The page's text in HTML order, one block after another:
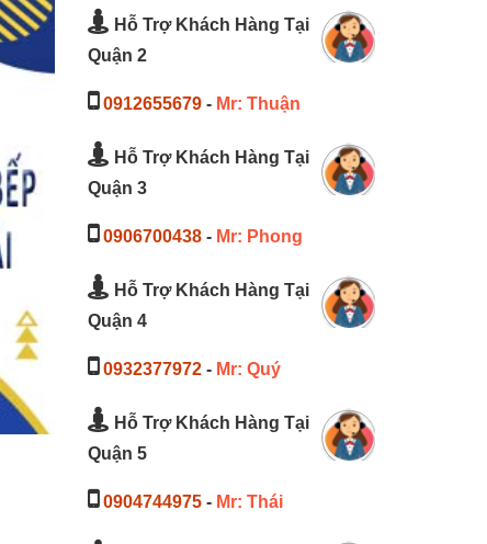
Hỗ Trợ Khách Hàng Tại
Quận 2
0912655679- Mr: Thuận
Hỗ Trợ Khách Hàng Tại
Quận 3
0906700438- Mr: Phong
Hỗ Trợ Khách Hàng Tại
Quận 4
0932377972- Mr: Quý
Hỗ Trợ Khách Hàng Tại
Quận 5
0904744975- Mr: Thái